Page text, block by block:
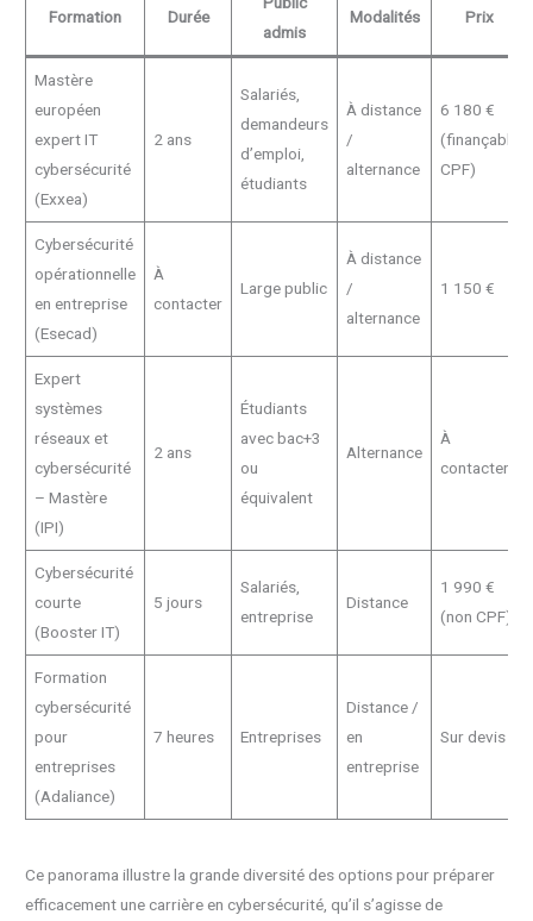
Formation Durée
admis
Modalités Prix
Mastère
européen
expert IT
cybersécurité
(Exxea)
2 ans
Salariés,
demandeurs
d’emploi,
étudiants
À distance
/
alternance
6 180 €
(finançable
CPF)
Cybersécurité
opérationnelle
en entreprise
(Esecad)
À
contacter
Large public
À distance
/
alternance
1 150 €
Expert
systèmes
réseaux et
cybersécurité
– Mastère
(IPI)
2 ans
Étudiants
avec bac+3
ou
équivalent
Alternance
À
contacter
Cybersécurité
courte
(Booster IT)
5 jours
Salariés,
entreprise
Distance
1 990 €
(non CPF)
Formation
cybersécurité
pour
entreprises
(Adaliance)
7 heures Entreprises
Distance /
en
entreprise
Sur devis
Ce panorama illustre la grande diversité des options pour préparer
efficacement une carrière en cybersécurité, qu’il s’agisse de